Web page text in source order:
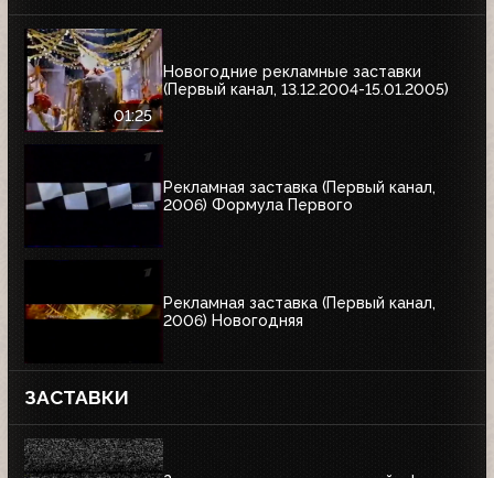
01:25
Новогодние рекламные заставки
(Первый канал, 13.12.2004-15.01.2005)
Рекламная заставка (Первый канал,
2006) Формула Первого
Рекламная заставка (Первый канал,
2006) Новогодняя
ЗАСТАВКИ